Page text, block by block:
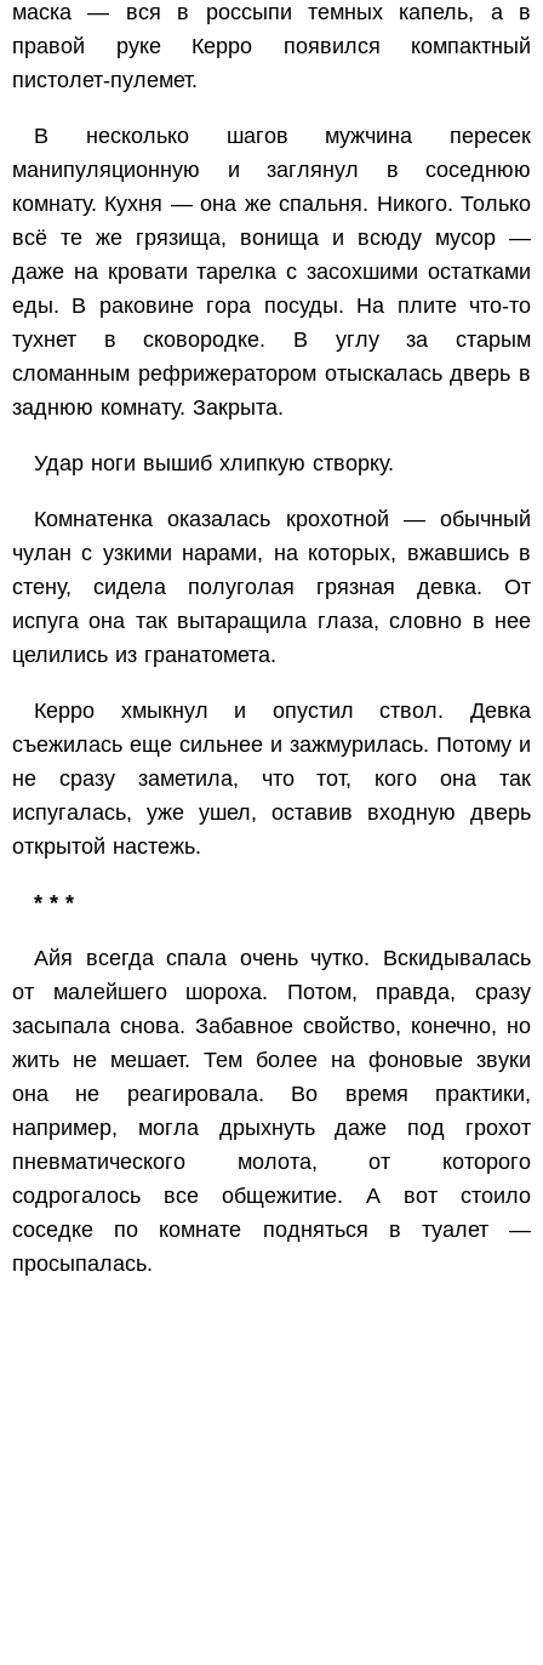
маска — вся в россыпи темных капель, а в
правой руке Керро появился компактный
пистолет-пулемет.
В несколько шагов мужчина пересек
манипуляционную и заглянул в соседнюю
комнату. Кухня — она же спальня. Никого. Только
всё те же грязища, вонища и всюду мусор —
даже на кровати тарелка с засохшими остатками
еды. В раковине гора посуды. На плите что-то
тухнет в сковородке. В углу за старым
сломанным рефрижератором отыскалась дверь в
заднюю комнату. Закрыта.
Удар ноги вышиб хлипкую створку.
Комнатенка оказалась крохотной — обычный
чулан с узкими нарами, на которых, вжавшись в
стену, сидела полуголая грязная девка. От
испуга она так вытаращила глаза, словно в нее
целились из гранатомета.
Керро хмыкнул и опустил ствол. Девка
съежилась еще сильнее и зажмурилась. Потому и
не сразу заметила, что тот, кого она так
испугалась, уже ушел, оставив входную дверь
открытой настежь.
* * *
Айя всегда спала очень чутко. Вскидывалась
от малейшего шороха. Потом, правда, сразу
засыпала снова. Забавное свойство, конечно, но
жить не мешает. Тем более на фоновые звуки
она не реагировала. Во время практики,
например, могла дрыхнуть даже под грохот
пневматического молота, от которого
содрогалось все общежитие. А вот стоило
соседке по комнате подняться в туалет —
просыпалась.